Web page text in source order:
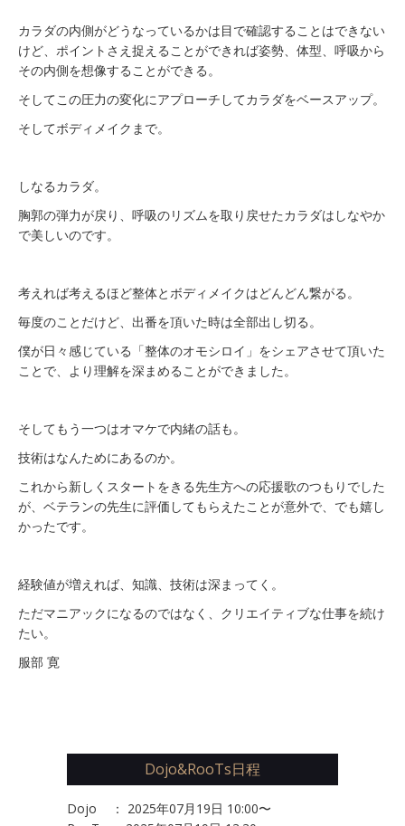
カラダの内側がどうなっているかは目で確認することはできない
けど、ポイントさえ捉えることができれば姿勢、体型、呼吸から
その内側を想像することができる。
そしてこの圧力の変化にアプローチしてカラダをベースアップ。
そしてボディメイクまで。
しなるカラダ。
胸郭の弾力が戻り、呼吸のリズムを取り戻せたカラダはしなやか
で美しいのです。
考えれば考えるほど整体とボディメイクはどんどん繋がる。
毎度のことだけど、出番を頂いた時は全部出し切る。
僕が日々感じている「整体のオモシロイ」をシェアさせて頂いた
ことで、より理解を深まめることができました。
そしてもう一つはオマケで内緒の話も。
技術はなんためにあるのか。
これから新しくスタートをきる先生方への応援歌のつもりでした
が、ベテランの先生に評価してもらえたことが意外で、でも嬉し
かったです。
経験値が増えれば、知識、技術は深まってく。
ただマニアックになるのではなく、クリエイティブな仕事を続け
たい。
服部 寛
Dojo&RooTs日程
Dojo ： 2025年07月19日 10:00〜